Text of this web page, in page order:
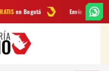
Envío gratis a todo